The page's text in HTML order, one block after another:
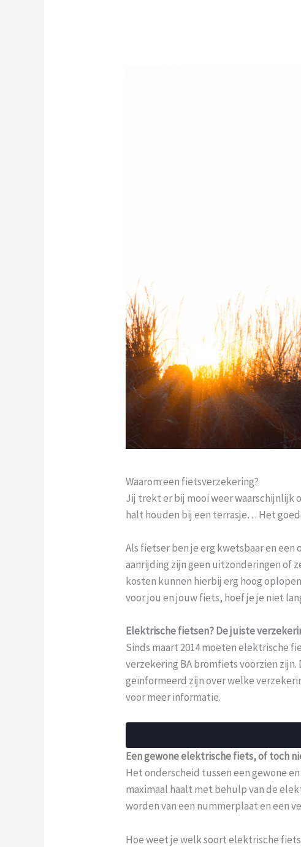
Waarom een fietsverzekering?
Jij trekt er bij mooi weer waarschijnlijk
halt houden bij een terrasje… Het
Als fietser ben je erg kwetsbaar en
aanrijding zijn geen uitzonderingen of
kosten kunnen hierbij erg hoog
voor jou en jouw fiets, hoef je je niet
Elektrische fietsen? De juiste
Sinds maart 2014 moeten elektrische
verzekering BA bromfiets voorzien
geïnformeerd zijn over welke
voor meer informatie.
Een gewone elektrische fiets, of toch
Het onderscheid tussen een gewone
maximaal haalt met behulp van de
worden van een nummerplaat en een
Hoe weet je welk soort elektrische